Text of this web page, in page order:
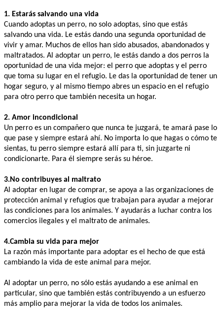
1. Estarás salvando una vida
Cuando adoptas un perro, no solo adoptas, sino que estás
salvando una vida. Le estás dando una segunda oportunidad de
vivir y amar. Muchos de ellos han sido abusados, abandonados y
maltratados. Al adoptar un perro, le estás dando a dos perros la
oportunidad de una vida mejor: el perro que adoptas y el perro
que toma su lugar en el refugio. Le das la oportunidad de tener un
hogar seguro, y al mismo tiempo abres un espacio en el refugio
para otro perro que también necesita un hogar.
2. Amor incondicional
Un perro es un compañero que nunca te juzgará, te amará pase lo
que pase y siempre estará ahí. No importa lo que hagas o cómo te
sientas, tu perro siempre estará allí para ti, sin juzgarte ni
condicionarte. Para él siempre serás su héroe.
3.No contribuyes al maltrato
Al adoptar en lugar de comprar, se apoya a las organizaciones de
protección animal y refugios que trabajan para ayudar a mejorar
las condiciones para los animales. Y ayudarás a luchar contra los
comercios ilegales y el maltrato de animales.
4.Cambia su vida para mejor
La razón más importante para adoptar es el hecho de que está
cambiando la vida de este animal para mejor.
Al adoptar un perro, no sólo estás ayudando a ese animal en
particular, sino que también estás contribuyendo a un esfuerzo
más amplio para mejorar la vida de todos los animales.